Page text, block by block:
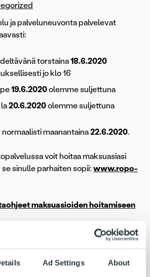
Ad Settings About
ja palveluneuvonta palvelevat
torstaina18.6.2020
jo klo 16
19.6.2020olemme suljettuna
20.6.2020olemme suljettuna
maanantaina22.6.2020.
voit hoitaa maksuasiasi
sinulle parhaiten sopii: www.ropo-
maksuasioiden hoitamiseen
juhannus